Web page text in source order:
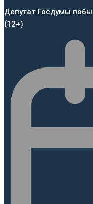
Депутат Госдумы
(12+)